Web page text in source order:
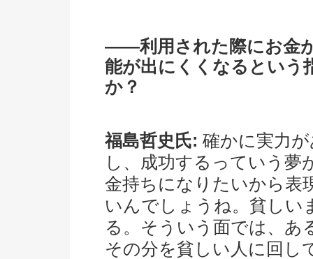
――利用された際にお金
能が出にくくなるという
か？
福島哲史氏: 確かに実力
し、成功するっていう夢
金持ちになりたいから表
いんでしょうね。貧しい
る。そういう面では、あ
その分を貧しい人に回し